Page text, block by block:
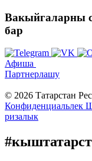
Вакыйгаларны
бар
Афиша
Партнерлашу
© 2026 Татарстан
Конфиденциальлек
ризалык